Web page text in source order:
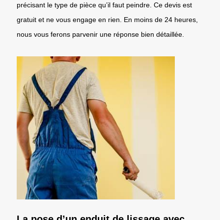
précisant le type de pièce qu’il faut peindre. Ce devis est
gratuit et ne vous engage en rien. En moins de 24 heures,
nous vous ferons parvenir une réponse bien détaillée.